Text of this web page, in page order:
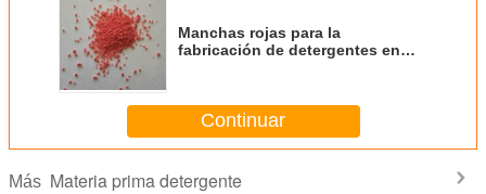
Manchas rojas para la
fabricación de detergentes en
Continuar
Más Materia prima detergente